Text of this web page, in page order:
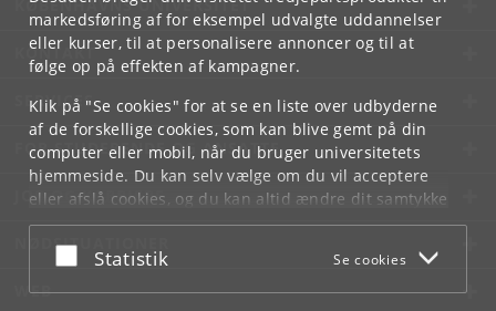
markedsføring af for eksempel udvalgte uddannelser
eller kurser, til at personalisere annoncer og til at
følge op på effekten af kampagner.
Klik på "Se cookies" for at se en liste over udbyderne
af de forskellige cookies, som kan blive gemt på din
computer eller mobil, når du bruger universitetets
hjemmeside. Du kan selv vælge om du vil acceptere
eller afslå cookies, og du kan altid ændre dit samtykke
underCookie- og privatlivspolitiksom du finder i
bunden af hver side.
Acceptér eller afslå
Statistik Se cookies
KØBENHAVNS UNIVERSITET
KONTAKT
SERVICES
FOR STUDERENDE OG ANSATTE
JOB OG KARRIERE
NØDSITUATIONER
WEB